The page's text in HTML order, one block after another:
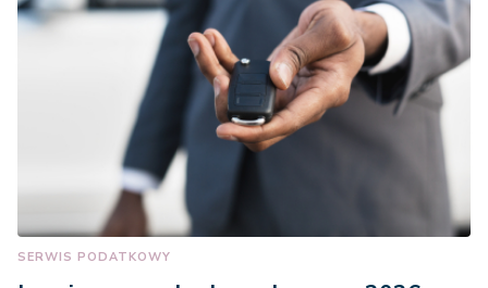
SERWIS PODATKOWY